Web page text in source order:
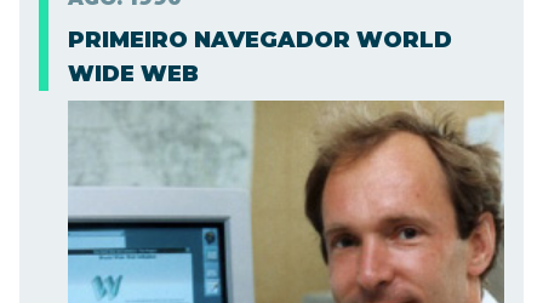
PRIMEIRO NAVEGADOR WORLD
WIDE WEB